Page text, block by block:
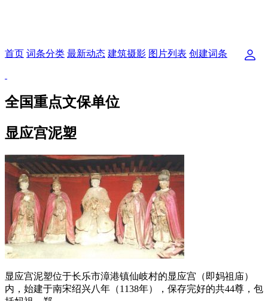
首页 词条分类 最新动态 建筑摄影 图片列表 创建词条
全国重点文保单位
显应宫泥塑
显应宫泥塑位于长乐市漳港镇仙岐村的显应宫（即妈祖庙）
内，始建于南宋绍兴八年（1138年），保存完好的共44尊，包